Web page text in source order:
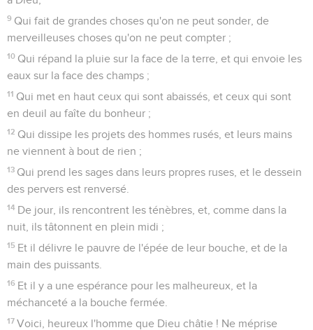
9 Qui fait de grandes choses qu'on ne peut sonder, de
merveilleuses choses qu'on ne peut compter ;
10 Qui répand la pluie sur la face de la terre, et qui envoie les
eaux sur la face des champs ;
11 Qui met en haut ceux qui sont abaissés, et ceux qui sont
en deuil au faîte du bonheur ;
12 Qui dissipe les projets des hommes rusés, et leurs mains
ne viennent à bout de rien ;
13 Qui prend les sages dans leurs propres ruses, et le dessein
des pervers est renversé.
14 De jour, ils rencontrent les ténèbres, et, comme dans la
nuit, ils tâtonnent en plein midi ;
15 Et il délivre le pauvre de l'épée de leur bouche, et de la
main des puissants.
16 Et il y a une espérance pour les malheureux, et la
méchanceté a la bouche fermée.
17 Voici, heureux l'homme que Dieu châtie ! Ne méprise